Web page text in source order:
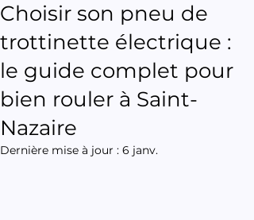
Choisir son pneu de
trottinette électrique :
le guide complet pour
bien rouler à Saint-
Nazaire
Dernière mise à jour : 6 janv.